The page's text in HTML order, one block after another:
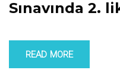
Sınavında 2.
READ MORE